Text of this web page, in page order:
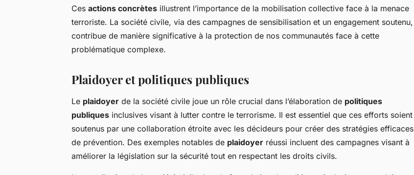
Ces actions concrètes illustrent l’importance de la mobilisation collective face à la menace
terroriste. La société civile, via des campagnes de sensibilisation et un engagement soutenu,
contribue de manière significative à la protection de nos communautés face à cette
problématique complexe.
Plaidoyer et politiques publiques
Le plaidoyer de la société civile joue un rôle crucial dans l’élaboration de politiques
publiques inclusives visant à lutter contre le terrorisme. Il est essentiel que ces efforts soient
soutenus par une collaboration étroite avec les décideurs pour créer des stratégies efficaces
de prévention. Des exemples notables de plaidoyer réussi incluent des campagnes visant à
améliorer la législation sur la sécurité tout en respectant les droits civils.